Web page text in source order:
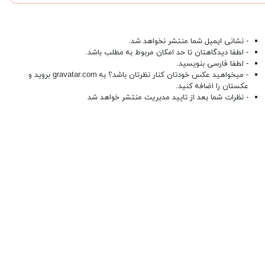
- نشانی ایمیل شما منتشر نخواهد شد.
- لطفا دیدگاهتان تا حد امکان مربوط به مطلب باشد.
- لطفا فارسی بنویسید.
- میخواهید عکس خودتان کنار نظرتان باشد؟ به gravatar.com بروید و
عکستان را اضافه کنید.
- نظرات شما بعد از تایید مدیریت منتشر خواهد شد